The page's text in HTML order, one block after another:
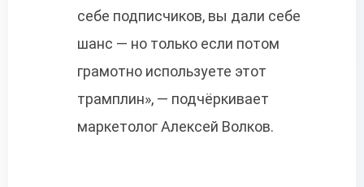
себе подписчиков, вы дали себе
шанс — но только если потом
грамотно используете этот
трамплин», — подчёркивает
маркетолог Алексей Волков.